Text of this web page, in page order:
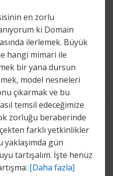
en zorlu
ki Domain
ilerlemek. Büyük
hangi mimari ile
bir yana dursun
model nesneleri
çıkarmak ve bu
temsil edeceğimize
zorluğu beraberinde
farklı yetkinlikler
yaklaşımda gün
tartışalım. İşte henüz
[Daha fazla]